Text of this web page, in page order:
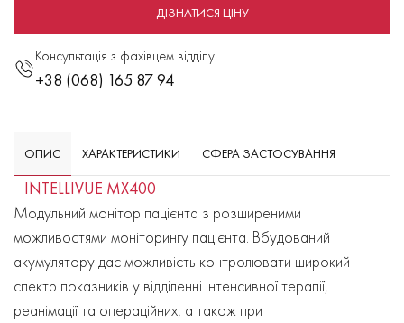
ДІЗНАТИСЯ ЦІНУ
Консультація з фахівцем відділу
+38 (068) 165 87 94
ОПИС ХАРАКТЕРИСТИКИ СФЕРА ЗАСТОСУВАННЯ
INTELLIVUE MX400
Модульний монітор пацієнта з розширеними
можливостями моніторингу пацієнта. Вбудований
акумулятору дає можливість контролювати широкий
спектр показників у відділенні інтенсивної терапії,
реанімації та операційних, а також при